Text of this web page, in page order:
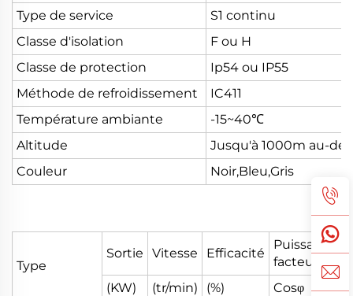
Type de service
S1 continu
Classe d'isolation
F ou H
Classe de protection
Ip54 ou IP55
Méthode de refroidissement
IC411
Température ambiante
-15~40℃
Altitude
Jusqu'à 1000m au-
Couleur
Noir,Bleu,Gris
Type
Sortie Vitesse Efficacité
Puissance
facteur
(KW) (tr/min) (%) Cosφ